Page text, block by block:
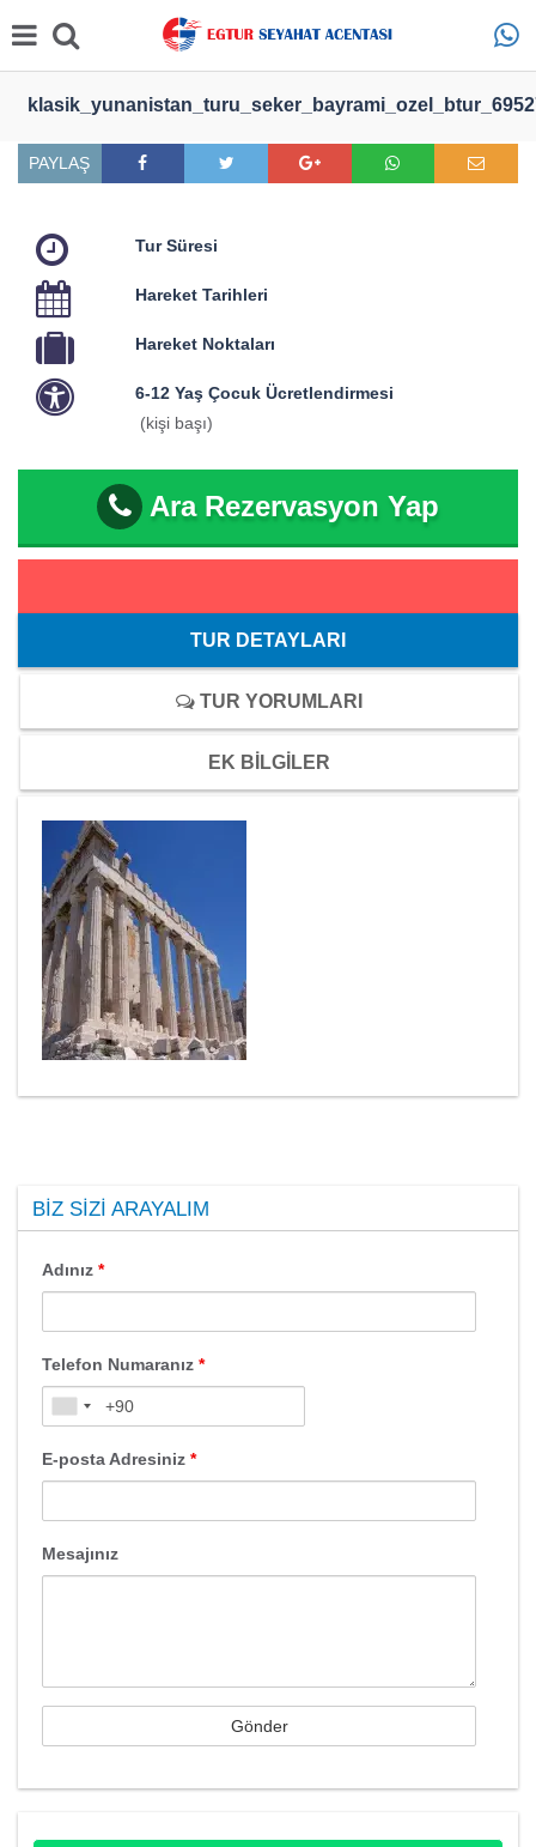
PAYLAŞ
Tur Süresi
Hareket Tarihleri
Hareket Noktaları
6-12 Yaş Çocuk Ücretlendirmesi
(kişi başı)
Ara Rezervasyon Yap
TUR DETAYLARI
TUR YORUMLARI
EK BİLGİLER
BIZ SIZI ARAYALIM
Adınız *
Telefon Numaranız *
E-posta Adresiniz *
Mesajınız